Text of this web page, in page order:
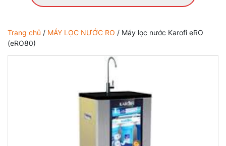
Trang chủ / MÁY LỌC NƯỚC RO / Máy lọc nước Karofi eRO
(eRO80)